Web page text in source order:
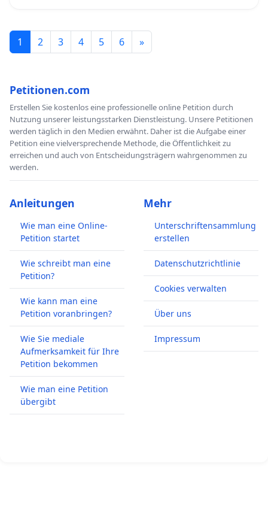
1 2 3 4 5 6 »
Petitionen.com
Erstellen Sie kostenlos eine professionelle online Petition durch
Nutzung unserer leistungsstarken Dienstleistung. Unsere Petitionen
werden täglich in den Medien erwähnt. Daher ist die Aufgabe einer
Petition eine vielversprechende Methode, die Öffentlichkeit zu
erreichen und auch von Entscheidungsträgern wahrgenommen zu
werden.
Anleitungen
Wie man eine Online-
Petition startet
Wie schreibt man eine
Petition?
Wie kann man eine
Petition voranbringen?
Wie Sie mediale
Aufmerksamkeit für Ihre
Petition bekommen
Wie man eine Petition
übergibt
Mehr
Unterschriftensammlung
erstellen
Datenschutzrichtlinie
Cookies verwalten
Über uns
Impressum